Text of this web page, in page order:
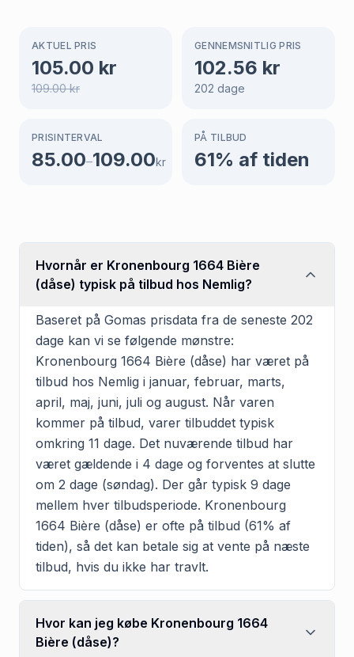
AKTUEL PRIS
105.00 kr
109.00kr
GENNEMSNITLIG PRIS
102.56 kr
202 dage
PRISINTERVAL
85.00–109.00kr
PÅ TILBUD
61% af tiden
Hvornår er Kronenbourg 1664 Bière
(dåse) typisk på tilbud hos Nemlig?
Baseret på Gomas prisdata fra de seneste 202
dage kan vi se følgende mønstre:
Kronenbourg 1664 Bière (dåse) har været på
tilbud hos Nemlig i januar, februar, marts,
april, maj, juni, juli og august. Når varen
kommer på tilbud, varer tilbuddet typisk
omkring 11 dage. Det nuværende tilbud har
været gældende i 4 dage og forventes at slutte
om 2 dage (søndag). Der går typisk 9 dage
mellem hver tilbudsperiode. Kronenbourg
1664 Bière (dåse) er ofte på tilbud (61% af
tiden), så det kan betale sig at vente på næste
tilbud, hvis du ikke har travlt.
Hvor kan jeg købe Kronenbourg 1664
Bière (dåse)?